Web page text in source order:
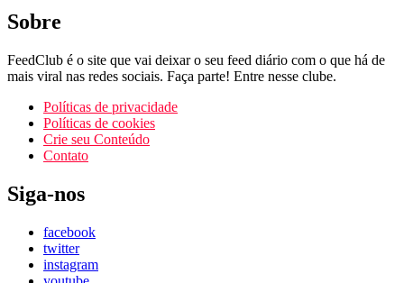
Sobre
FeedClub é o site que vai deixar o seu feed diário com o que há de
mais viral nas redes sociais. Faça parte! Entre nesse clube.
Políticas de privacidade
Políticas de cookies
Crie seu Conteúdo
Contato
Siga-nos
facebook
twitter
instagram